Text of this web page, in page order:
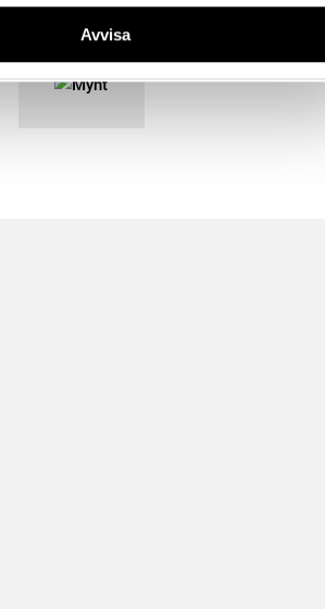
Avvisa
licenser hos Statens historiska museer.